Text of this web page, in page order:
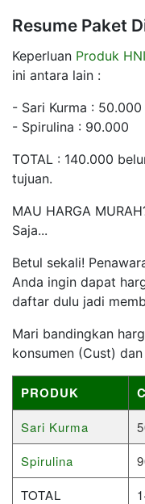
Resume Paket
Keperluan Produk
ini antara lain :
- Sari Kurma : 50.000
- Spirulina : 90.000
TOTAL : 140.000
tujuan.
MAU HARGA
Saja...
Betul sekali!
Anda ingin dapat
daftar dulu jadi
Mari bandingkan
konsumen (Cust)
PRODUK
Sari Kurma
Spirulina
TOTAL